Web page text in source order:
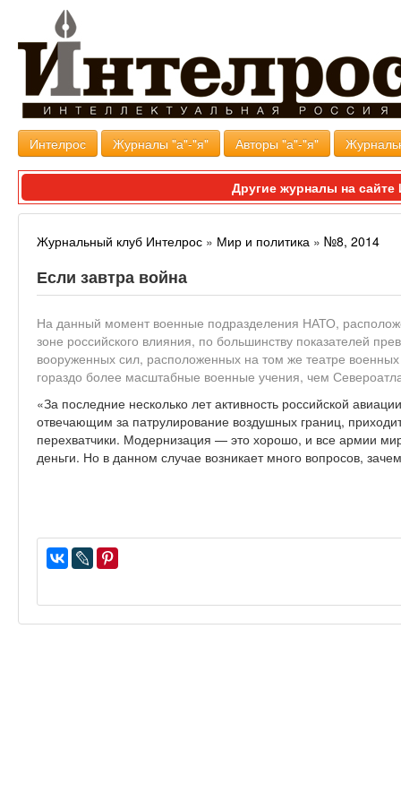
Интелрос Журналы "а"-"я" Авторы "а"-"я"
Другие журналы на
Журнальный клуб Интелрос » Мир и политика » №8, 2014
Если завтра война
На данный момент военные подразделения НАТО,
зоне российского влияния, по большинству показателей
вооруженных сил, расположенных на том же театре
гораздо более масштабные военные учения, чем
«За последние несколько лет активность российской
отвечающим за патрулирование воздушных границ,
перехватчики. Модернизация — это хорошо, и все армии
деньги. Но в данном случае возникает много вопросов,